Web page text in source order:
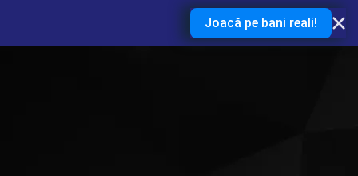
Joacă pe bani reali!